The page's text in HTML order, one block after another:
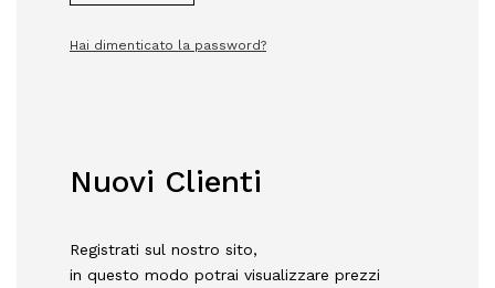
Hai dimenticato la password?
Nuovi Clienti
Registrati sul nostro sito,
in questo modo potrai visualizzare prezzi